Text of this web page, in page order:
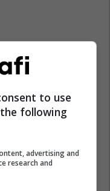
to use
following
advertising and
research and